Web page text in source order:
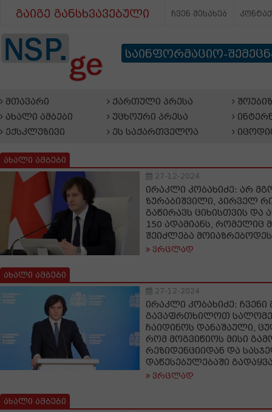
გაიგე განსხვავებული ჩვენ შესახებ
საინფორმაციო-
მთავარი
ახალი ამბები
ექსკლუზივი
ქართული პრესა
უცხოური პრესა
ეს საქართველოა
ახალი ამბები
27-12-2024
ირაკლი კობახიძე: არ
ზურაბიშვილი, პირველ
გაწირავს ციხისთვის და
150 ადამიანს, რომელიც
შეიძლება მოიაზრებოდეს
ვრცლად
ახალი ამბები
27-12-2024
ირაკლი კობახიძე:
გავაფრთხილოთ სალომე
ჩაიდინოს დანაშაული,
რომ მოგვიწიოს მისი
რეზიდენციიდან და
დაწესებულებაში
ვრცლად
ახალი ამბები